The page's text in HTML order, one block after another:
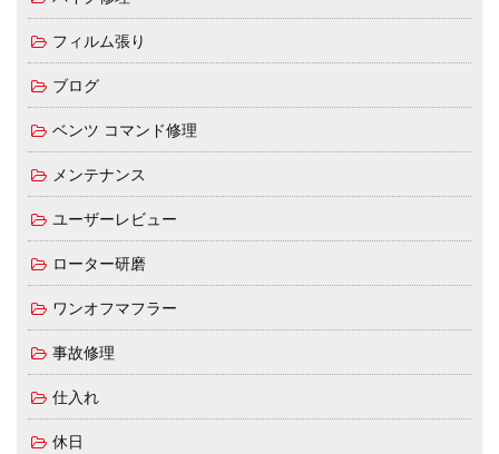
フィルム張り
ブログ
ベンツ コマンド修理
メンテナンス
ユーザーレビュー
ローター研磨
ワンオフマフラー
事故修理
仕入れ
休日